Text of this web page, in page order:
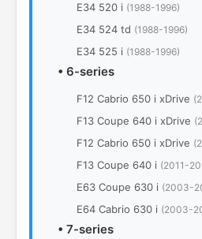
E34 520 i (1988-1996)
E34 524 td (1988-1996)
E34 525 i (1988-1996)
• 6-series
F12 Cabrio 650 i xDrive
F13 Coupe 640 i xDrive
F12 Cabrio 650 i xDrive
F13 Coupe 640 i (2011-
E63 Coupe 630 i (2003-
E64 Cabrio 630 i (2003-
• 7-series